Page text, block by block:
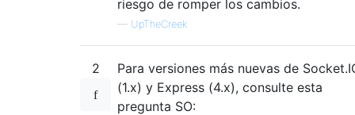
riesgo de romper los cambios.
— UpTheCreek
2
Para versiones más nuevas de
(1.x) y Express (4.x), consulte esta
pregunta SO: